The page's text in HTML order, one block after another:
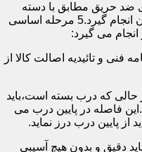
ضد حریق مطابق با دسته
بندی و مقاومت آن ها،باید تست روی آن انجام گیرد.5 مرحله اساسی
می گیرد:
فنی و تائیدیه اصالت کالا از
که درب بسته است،باید
فاصله در پایین درب می
دقیق و بدون هیچ آسیبی